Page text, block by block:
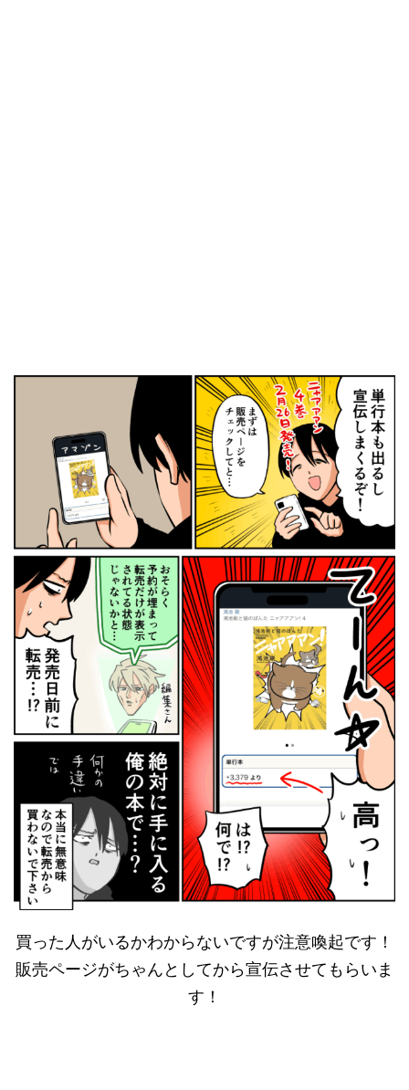
買った人がいるかわからないですが注意喚起です！
販売ページがちゃんとしてから宣伝させてもらいま
す！